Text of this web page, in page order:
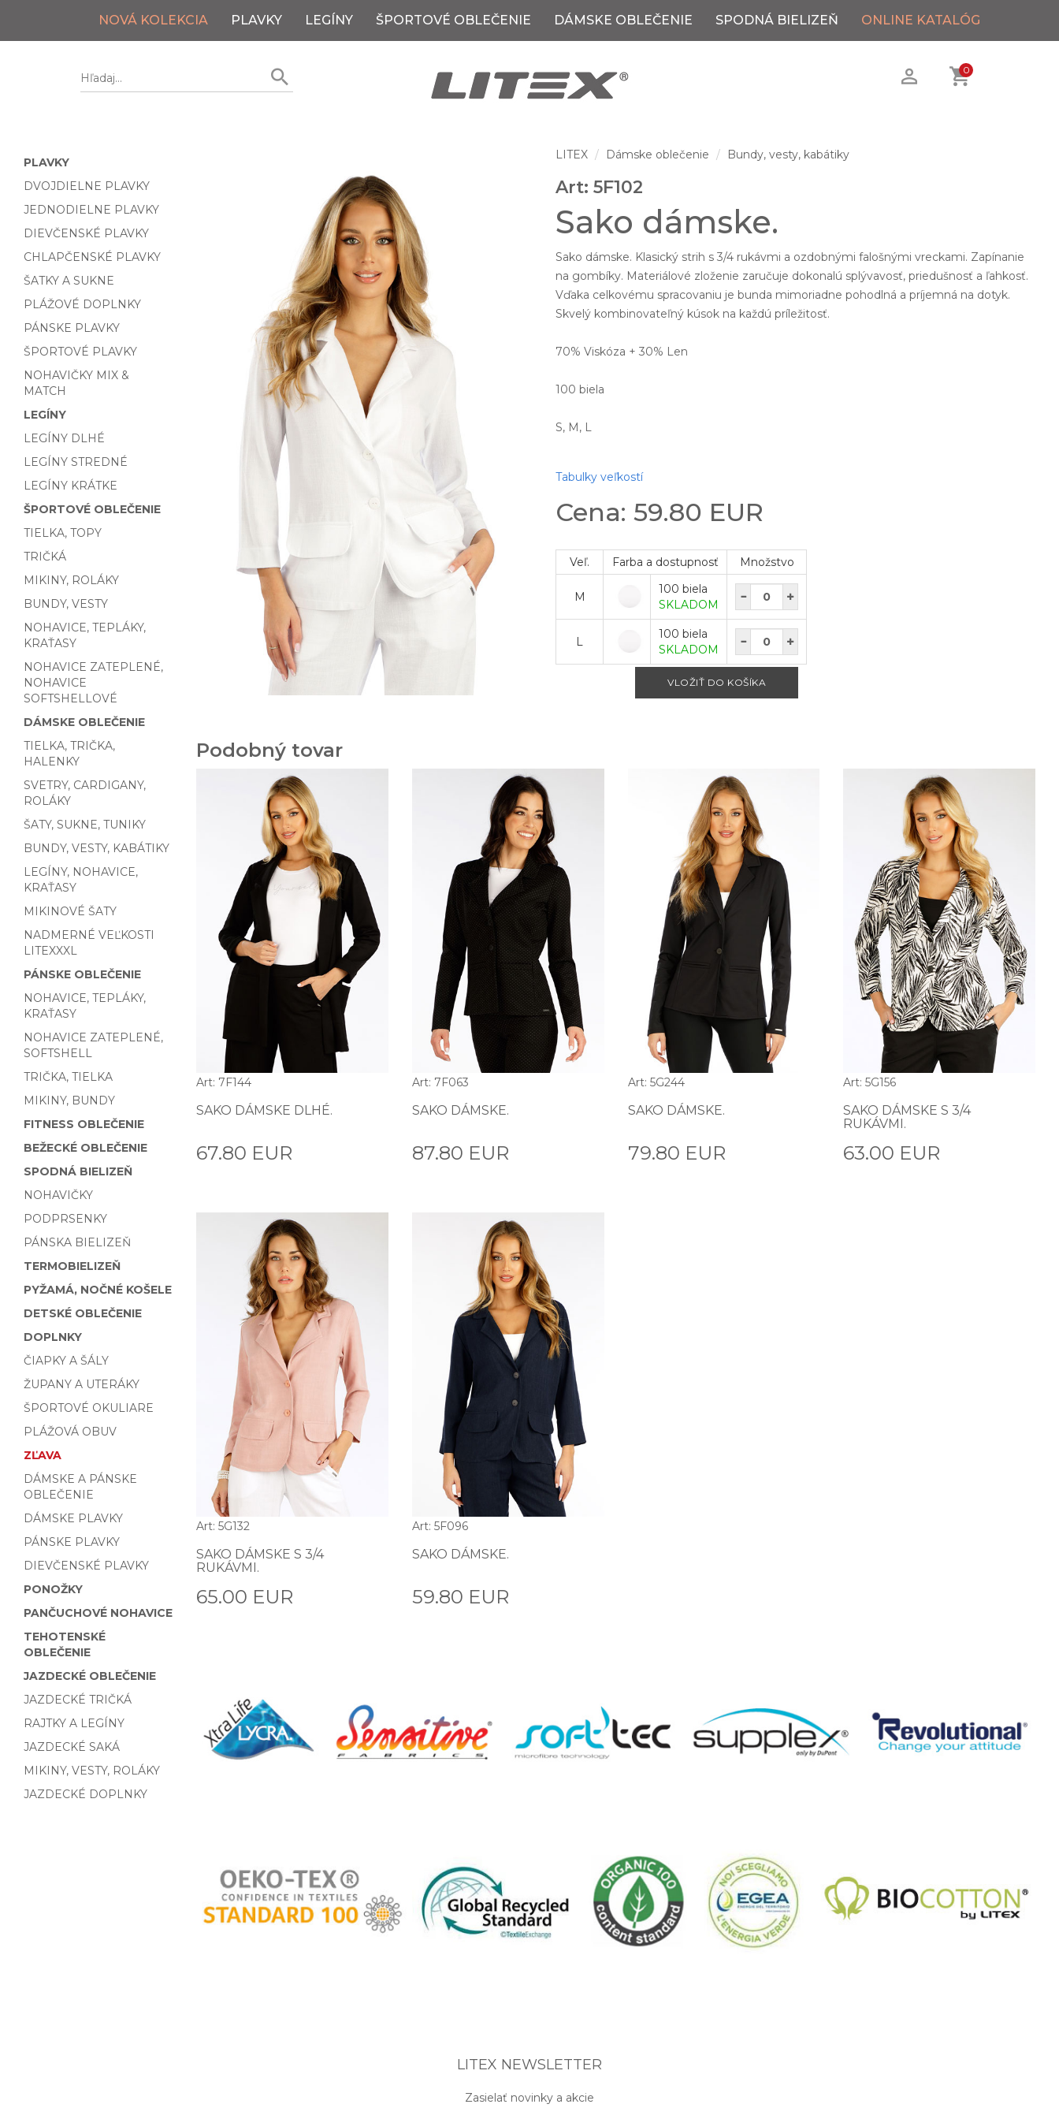
NOVÁ KOLEKCIA PLAVKY LEGÍNY ŠPORTOVÉ OBLEČENIE DÁMSKE OBLEČENIE SPODNÁ BIELIZEŇ ONLINE KATALÓG
0
PLAVKY
DVOJDIELNE PLAVKY
JEDNODIELNE PLAVKY
DIEVČENSKÉ PLAVKY
CHLAPČENSKÉ PLAVKY
ŠATKY A SUKNE
PLÁŽOVÉ DOPLNKY
PÁNSKE PLAVKY
ŠPORTOVÉ PLAVKY
NOHAVIČKY MIX &
MATCH
LEGÍNY
LEGÍNY DLHÉ
LEGÍNY STREDNÉ
LEGÍNY KRÁTKE
ŠPORTOVÉ OBLEČENIE
TIELKA, TOPY
TRIČKÁ
MIKINY, ROLÁKY
BUNDY, VESTY
NOHAVICE, TEPLÁKY,
KRAŤASY
NOHAVICE ZATEPLENÉ,
NOHAVICE
SOFTSHELLOVÉ
DÁMSKE OBLEČENIE
TIELKA, TRIČKA,
HALENKY
SVETRY, CARDIGANY,
ROLÁKY
ŠATY, SUKNE, TUNIKY
BUNDY, VESTY, KABÁTIKY
LEGÍNY, NOHAVICE,
KRAŤASY
MIKINOVÉ ŠATY
NADMERNÉ VEĽKOSTI
LITEXXXL
PÁNSKE OBLEČENIE
NOHAVICE, TEPLÁKY,
KRAŤASY
NOHAVICE ZATEPLENÉ,
SOFTSHELL
TRIČKA, TIELKA
MIKINY, BUNDY
FITNESS OBLEČENIE
BEŽECKÉ OBLEČENIE
SPODNÁ BIELIZEŇ
NOHAVIČKY
PODPRSENKY
PÁNSKA BIELIZEŇ
TERMOBIELIZEŇ
PYŽAMÁ, NOČNÉ KOŠELE
DETSKÉ OBLEČENIE
DOPLNKY
ČIAPKY A ŠÁLY
ŽUPANY A UTERÁKY
ŠPORTOVÉ OKULIARE
PLÁŽOVÁ OBUV
ZĽAVA
DÁMSKE A PÁNSKE
OBLEČENIE
DÁMSKE PLAVKY
PÁNSKE PLAVKY
DIEVČENSKÉ PLAVKY
PONOŽKY
PANČUCHOVÉ NOHAVICE
TEHOTENSKÉ
OBLEČENIE
JAZDECKÉ OBLEČENIE
JAZDECKÉ TRIČKÁ
RAJTKY A LEGÍNY
JAZDECKÉ SAKÁ
MIKINY, VESTY, ROLÁKY
JAZDECKÉ DOPLNKY
LITEX Dámske oblečenie Bundy, vesty, kabátiky
Art: 5F102
Sako dámske.
Sako dámske. Klasický strih s 3/4 rukávmi a ozdobnými falošnými vreckami. Zapínanie
na gombíky. Materiálové zloženie zaručuje dokonalú splývavosť, priedušnosť a ľahkosť.
Vďaka celkovému spracovaniu je bunda mimoriadne pohodlná a príjemná na dotyk.
Skvelý kombinovateľný kúsok na každú príležitosť.
70% Viskóza + 30% Len
100 biela
S, M, L
Tabulky veľkostí
Cena: 59.80 EUR
Veľ. Farba a dostupnosť Množstvo
M
100 biela
SKLADOM
L
100 biela
SKLADOM
Podobný tovar
Art: 7F144
SAKO DÁMSKE DLHÉ.
67.80 EUR
Art: 7F063
SAKO DÁMSKE.
87.80 EUR
Art: 5G244
SAKO DÁMSKE.
79.80 EUR
Art: 5G156
SAKO DÁMSKE S 3/4
RUKÁVMI.
63.00 EUR
Art: 5G132
SAKO DÁMSKE S 3/4
RUKÁVMI.
65.00 EUR
Art: 5F096
SAKO DÁMSKE.
59.80 EUR
LITEX NEWSLETTER
Zasielať novinky a akcie